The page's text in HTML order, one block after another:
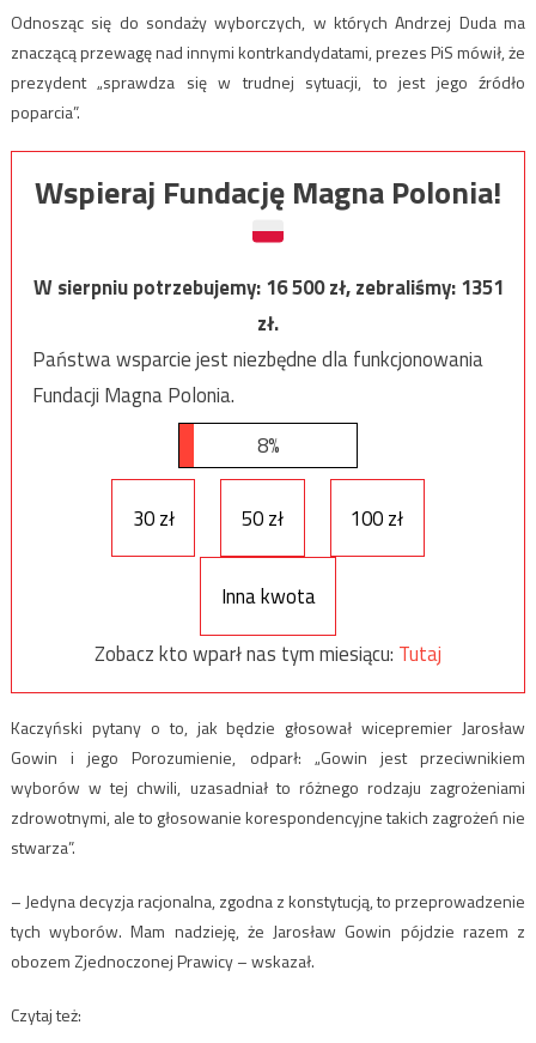
Odnosząc się do sondaży wyborczych, w których Andrzej Duda ma
znaczącą przewagę nad innymi kontrkandydatami, prezes PiS mówił, że
prezydent „sprawdza się w trudnej sytuacji, to jest jego źródło
poparcia”.
Wspieraj Fundację Magna Polonia!
W sierpniu potrzebujemy:16 500zł, zebraliśmy:1351
zł.
Państwa wsparcie jest niezbędne dla funkcjonowania
Fundacji Magna Polonia.
8%
30 zł 50 zł 100 zł
Inna kwota
Zobacz kto wparł nas tym miesiącu: Tutaj
Kaczyński pytany o to, jak będzie głosował wicepremier Jarosław
Gowin i jego Porozumienie, odparł: „Gowin jest przeciwnikiem
wyborów w tej chwili, uzasadniał to różnego rodzaju zagrożeniami
zdrowotnymi, ale to głosowanie korespondencyjne takich zagrożeń nie
stwarza”.
– Jedyna decyzja racjonalna, zgodna z konstytucją, to przeprowadzenie
tych wyborów. Mam nadzieję, że Jarosław Gowin pójdzie razem z
obozem Zjednoczonej Prawicy – wskazał.
Czytaj też: